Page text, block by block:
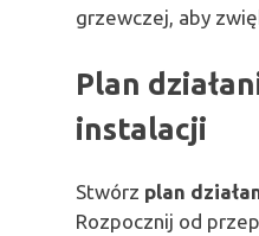
grzewczej, aby
Plan
instalacji
Stwórz plan
Rozpocznij od